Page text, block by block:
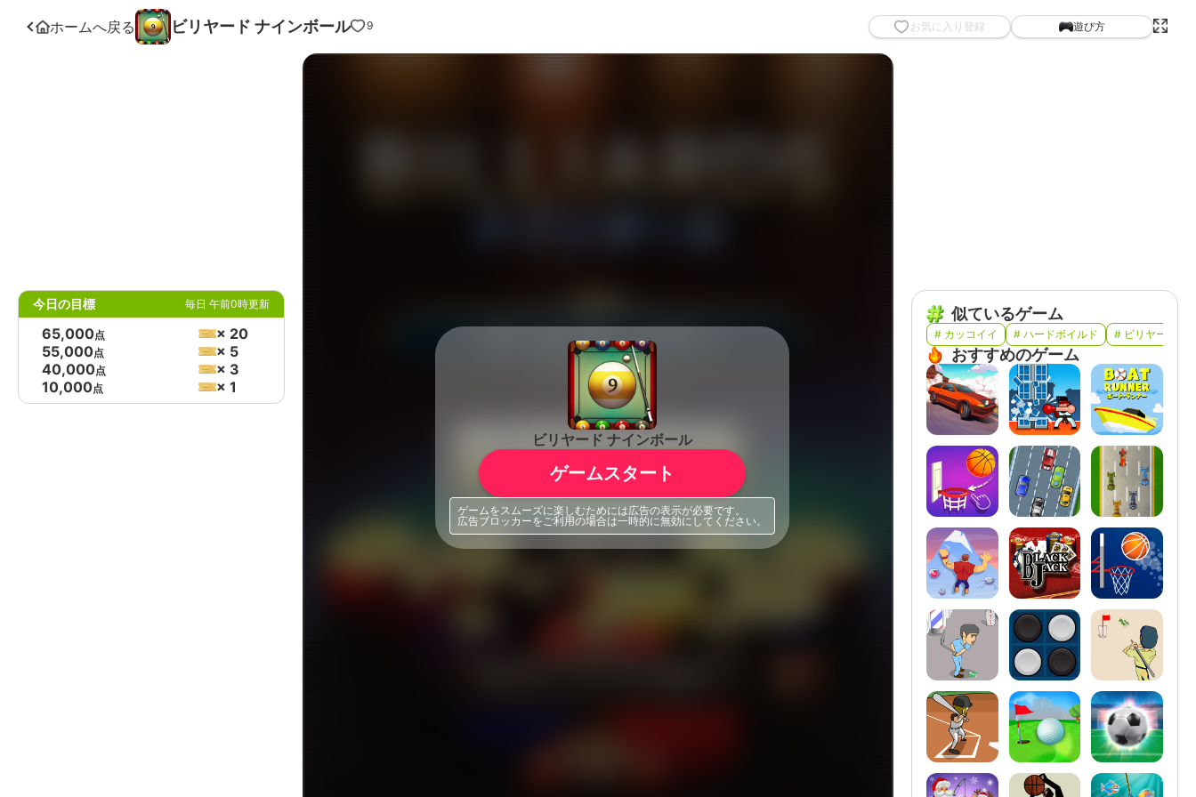
ホームへ戻る ビリヤード ナインボール 9 お気に入り登録 遊び方
今日の目標 毎日 午前0時更新
65,000点
× 20
55,000点
× 5
40,000点
× 3
10,000点 × 1
ビリヤード ナインボール
ゲームスタート
ゲームをスムーズに楽しむためには広告の表示が必要です。
広告ブロッカーをご利用の場合は一時的に無効にしてください。
似ているゲーム
# カッコイイ # ハードボイルド # ビリヤード
おすすめのゲーム